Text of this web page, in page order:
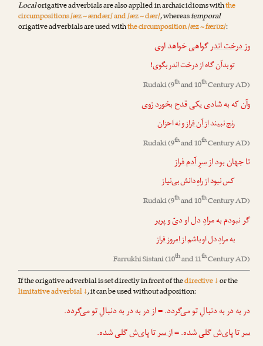
Localorigative adverbials are also applied in archaic idioms withthe
circumpositions /æz ~ ændær/ and /æz ~ dær/, whereastemporal
origative adverbials are used withthe circumposition /æz ~ færɒz/:
وز درخت اندرگواهی خواهد اوی
تو بدآن گاهاز درخت اندربگوی!
Rudaki(9thand 10thCentury AD)
وآن که به شادی یکی قدح بخورد زوی
رنج نبینداز آن فرازو نه احزان
Rudaki(9thand 10thCentury AD)
تا جهان بوداز سرِ آدم فراز
کس نبود از راهِ دانش بی‌نیاز
Rudaki(9thand 10thCentury AD)
گر نبودم به مرادِ دل او دیّ و پریر
به مرادِ دل او باشماز امروز فراز
Farrukhi Sistani(10thand 11thCentury AD)
If the origative adverbial is set directly in front of thedirective ↓or the
limitative adverbial ↓, it can be used without adposition:
دربه در به دنبالِ تو می‌گردد. =از دربه در به دنبالِ تو می‌گردد.
سرتا پای‌ش گلی شده. =از سرتا پای‌ش گلی شده.